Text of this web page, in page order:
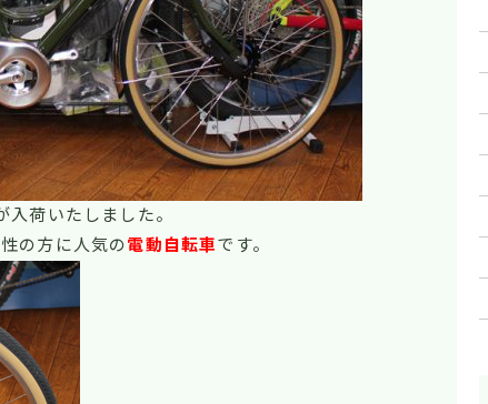
入荷いたしました。
の方に人気の 電動自転車です。